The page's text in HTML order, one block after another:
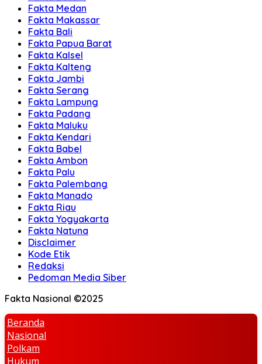
Fakta Medan
Fakta Makassar
Fakta Bali
Fakta Papua Barat
Fakta Kalsel
Fakta Kalteng
Fakta Jambi
Fakta Serang
Fakta Lampung
Fakta Padang
Fakta Maluku
Fakta Kendari
Fakta Babel
Fakta Ambon
Fakta Palu
Fakta Palembang
Fakta Manado
Fakta Riau
Fakta Yogyakarta
Fakta Natuna
Disclaimer
Kode Etik
Redaksi
Pedoman Media Siber
Fakta Nasional ©2025
Beranda
Nasional
Polkam
Hukum